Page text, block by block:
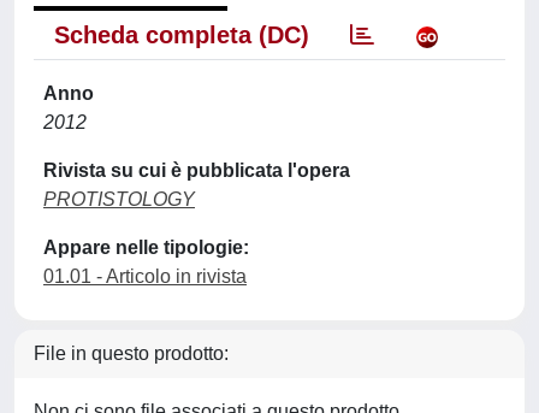
Scheda completa (DC)
Anno
2012
Rivista su cui è pubblicata l'opera
PROTISTOLOGY
Appare nelle tipologie:
01.01 - Articolo in rivista
File in questo prodotto: